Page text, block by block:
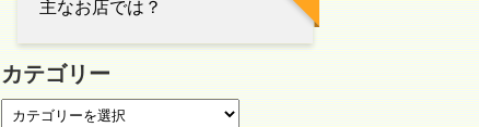
主なお店では？
カテゴリー